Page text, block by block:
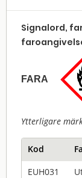
Signalord,
FARA
Ytterligare
Kod
EUH031